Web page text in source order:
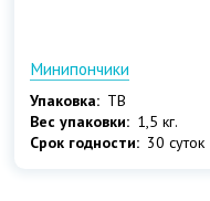
Минипончики
Упаковка: ТВ
Вес упаковки: 1,5 кг.
Срок годности: 30 суток